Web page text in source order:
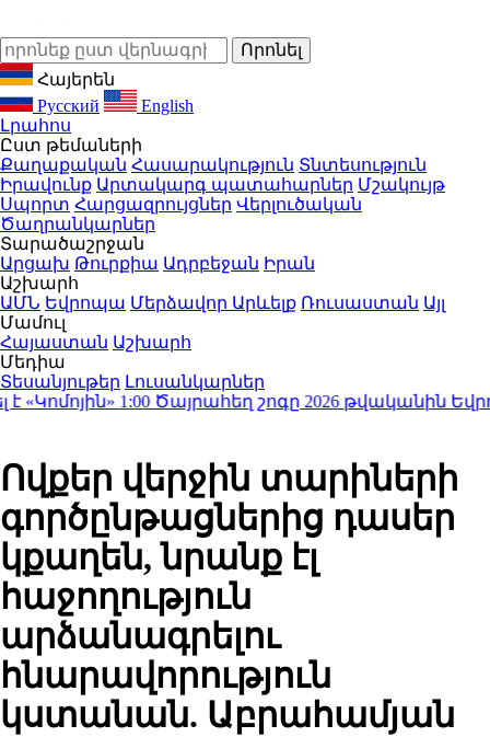
Հայերեն
Русский
English
Լրահոս
Ըստ թեմաների
Քաղաքական Հասարակություն Տնտեսություն
Իրավունք Արտակարգ պատահարներ Մշակույթ
Սպորտ Հարցազրույցներ Վերլուծական
Ծաղրանկարներ
Տարածաշրջան
Արցախ Թուրքիա Ադրբեջան Իրան
Աշխարհ
ԱՄՆ Եվրոպա Մերձավոր Արևելք Ռուսաստան Այլ
Մամուլ
Հայաստան Աշխարհ
Մեդիա
Տեսանյութեր Լուսանկարներ
1:00Ծայրահեղ շոգը 2026 թվականին
Ովքեր վերջին տարիների
գործընթացներից դասեր
կքաղեն, նրանք էլ
հաջողություն
արձանագրելու
հնարավորություն
կստանան. Աբրահամյան